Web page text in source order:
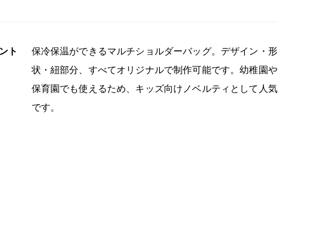
ト
保冷保温ができるマルチショルダーバッグ。デザイン・形
状・紐部分、すべてオリジナルで制作可能です。幼稚園や
保育園でも使えるため、キッズ向けノベルティとして人気
です。